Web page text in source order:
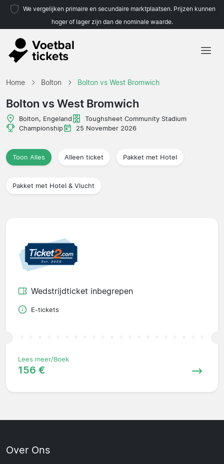
We vergelijken primaire en secundaire marktplaatsen. Prijzen kunnen
hoger of lager zijn dan de nominale waarde.
Reisorganisaties
Home Bolton Bolton vs West Bromwich
Bolton vs West Bromwich
Bolton, Engeland
Toughsheet Community Stadium
Championship
25 November 2026
Toon Alles Alleen ticket Pakket met Hotel
Pakket met Hotel & Vlucht
Wedstrijdticket inbegrepen
E-tickets
Lees meer/Boek
156 €
Over Ons